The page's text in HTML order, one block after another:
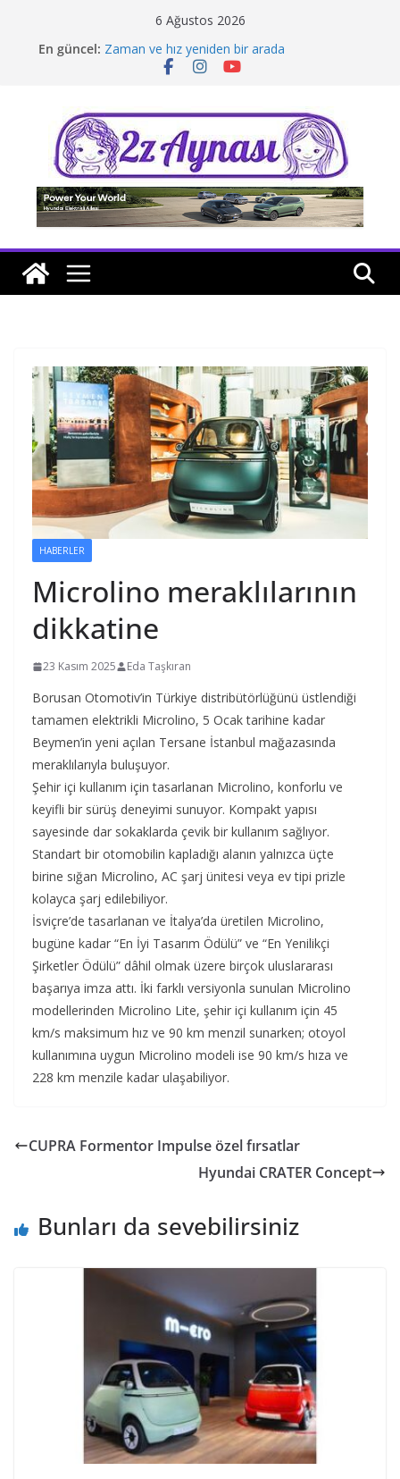
6 Ağustos 2026
En güncel: Zaman ve hız yeniden bir arada
Borusan Next Bodrum’da açıldı
Tatil rotasında test sürüşü
HABERLER
Microlino meraklılarının
dikkatine
23 Kasım 2025 Eda Taşkıran
Borusan Otomotiv’in Türkiye distribütörlüğünü üstlendiği
tamamen elektrikli Microlino, 5 Ocak tarihine kadar
Beymen’in yeni açılan Tersane İstanbul mağazasında
meraklılarıyla buluşuyor.
Şehir içi kullanım için tasarlanan Microlino, konforlu ve
keyifli bir sürüş deneyimi sunuyor. Kompakt yapısı
sayesinde dar sokaklarda çevik bir kullanım sağlıyor.
Standart bir otomobilin kapladığı alanın yalnızca üçte
birine sığan Microlino, AC şarj ünitesi veya ev tipi prizle
kolayca şarj edilebiliyor.
İsviçre’de tasarlanan ve İtalya’da üretilen Microlino,
bugüne kadar “En İyi Tasarım Ödülü” ve “En Yenilikçi
Şirketler Ödülü” dâhil olmak üzere birçok uluslararası
başarıya imza attı. İki farklı versiyonla sunulan Microlino
modellerinden Microlino Lite, şehir içi kullanım için 45
km/s maksimum hız ve 90 km menzil sunarken; otoyol
kullanımına uygun Microlino modeli ise 90 km/s hıza ve
228 km menzile kadar ulaşabiliyor.
CUPRA Formentor Impulse özel fırsatlar
Hyundai CRATER Concept
Bunları da sevebilirsiniz